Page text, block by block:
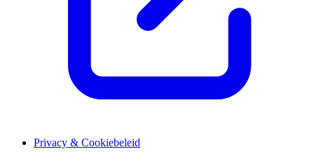
Privacy & Cookiebeleid